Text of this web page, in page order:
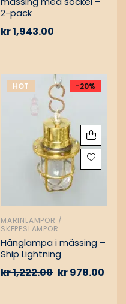
2-pack
kr1,943.00
HOT -20%
MARINLAMPOR /
SKEPPSLAMPOR
Hänglampa i mässing –
Ship Lightning
kr1,222.00 kr978.00